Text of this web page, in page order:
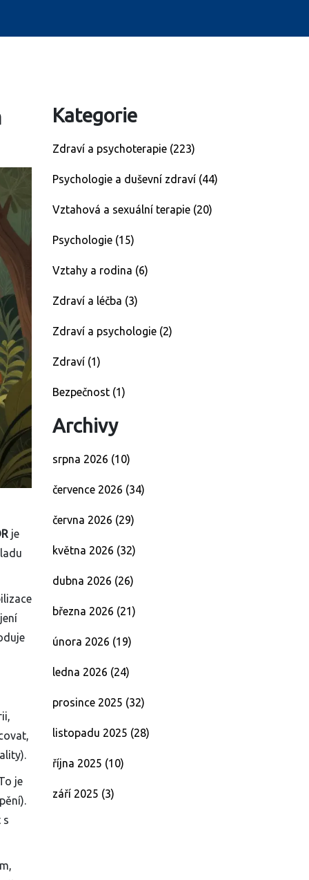
je
je
s
Kategorie
Zdraví a psychoterapie (223)
Psychologie a duševní zdraví (44)
Vztahová a sexuální terapie (20)
Psychologie (15)
Vztahy a rodina (6)
Zdraví a léčba (3)
Zdraví a psychologie (2)
Zdraví (1)
Bezpečnost (1)
Archivy
srpna 2026 (10)
července 2026 (34)
června 2026 (29)
května 2026 (32)
dubna 2026 (26)
března 2026 (21)
února 2026 (19)
ledna 2026 (24)
prosince 2025 (32)
listopadu 2025 (28)
října 2025 (10)
září 2025 (3)